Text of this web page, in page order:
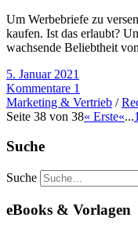
Um Werbebriefe zu
kaufen. Ist das erlaubt?
wachsende Beliebtheit
5. Januar 2021
Kommentare 1
Marketing & Vertrieb /
Seite 38 von 38« Erste«...
Suche
Suche
eBooks & Vorlagen